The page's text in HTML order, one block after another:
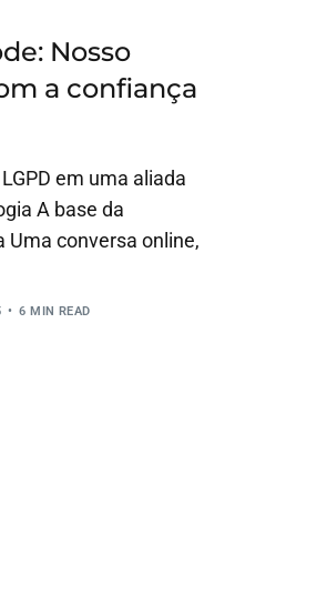
Nosso
a confiança
em uma aliada
A base da
conversa online,
6 MIN READ